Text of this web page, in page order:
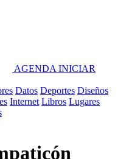
AGENDA INICIAR
Datos Deportes Diseños
Internet Libros Lugares